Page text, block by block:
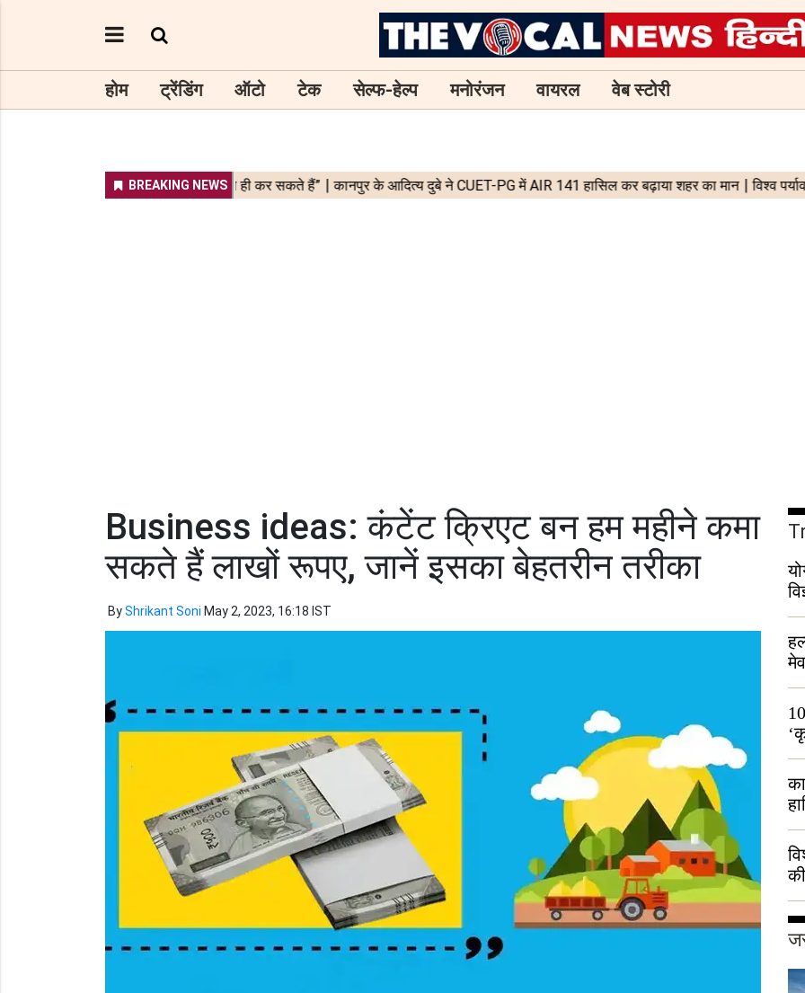
होम ट्रेंडिंग ऑटो टेक सेल्फ-हेल्प मनोरंजन वायरल वेब स्टोरी
Business ideas: कंटेंट क्रिएट बन हम महीने कमा
सकते हैं लाखों रूपए, जानें इसका बेहतरीन तरीका
ByShrikant Soni May 2, 2023, 16:18 IST
हुई